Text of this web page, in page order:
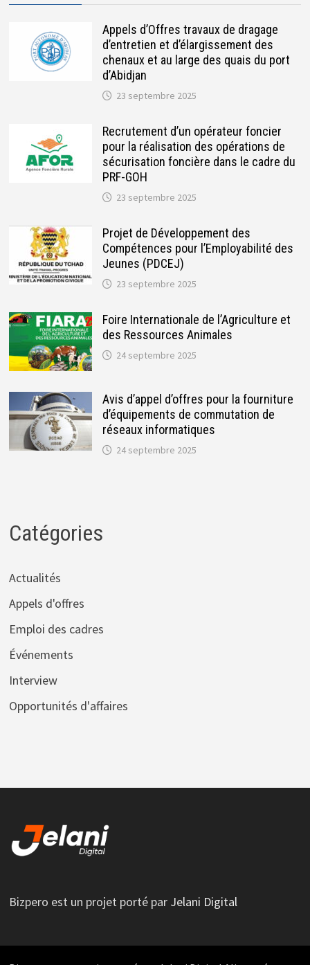
Appels d’Offres travaux de dragage
d’entretien et d’élargissement des
chenaux et au large des quais du port
d’Abidjan
23 septembre 2025
Recrutement d’un opérateur foncier
pour la réalisation des opérations de
sécurisation foncière dans le cadre du
PRF-GOH
23 septembre 2025
Projet de Développement des
Compétences pour l’Employabilité des
Jeunes (PDCEJ)
23 septembre 2025
Foire Internationale de l’Agriculture et
des Ressources Animales
24 septembre 2025
Avis d’appel d’offres pour la fourniture
d’équipements de commutation de
réseaux informatiques
24 septembre 2025
Catégories
Actualités
Appels d'offres
Emploi des cadres
Événements
Interview
Opportunités d'affaires
Bizpero est un projet porté par Jelani Digital